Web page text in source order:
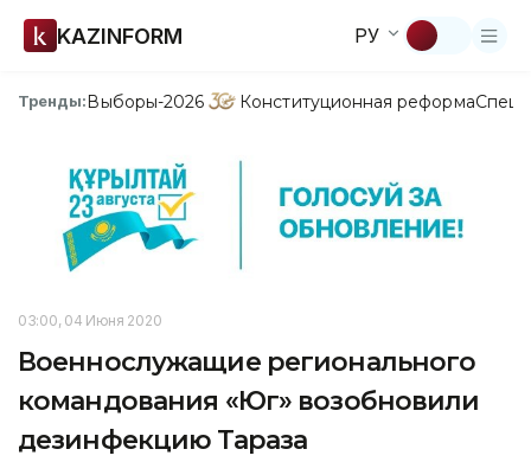
KAZINFORM РУ
Тренды:Выборы-2026 Конституционная реформа
03:00, 04 Июня 2020
Военнослужащие регионального
командования «Юг» возобновили
дезинфекцию Тараза